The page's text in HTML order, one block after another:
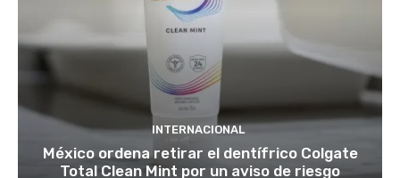
INTERNACIONAL
México ordena retirar el dentífrico Colgate
Total Clean Mint por un aviso de riesgo